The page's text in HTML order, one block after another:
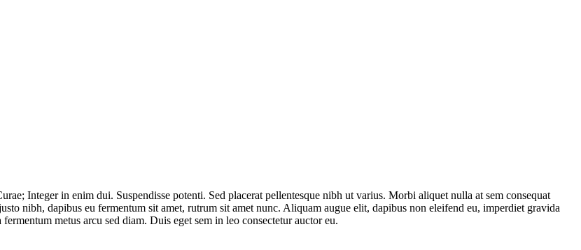
Integer in enim dui. Suspendisse potenti. Sed placerat pellentesque nibh ut varius. Morbi aliquet nulla at sem consequat
nibh, dapibus eu fermentum sit amet, rutrum sit amet nunc. Aliquam augue elit, dapibus non eleifend eu, imperdiet gravida
metus arcu sed diam. Duis eget sem in leo consectetur auctor eu.